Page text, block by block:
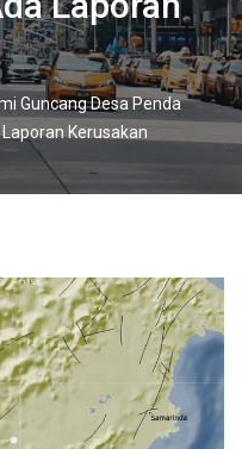
Guncang Desa Penda
Kerusakan